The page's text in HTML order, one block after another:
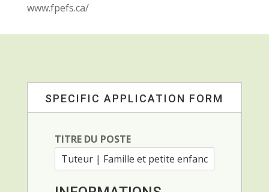
www.fpefs.ca/
SPECIFIC APPLICATION FORM
TITRE DU POSTE